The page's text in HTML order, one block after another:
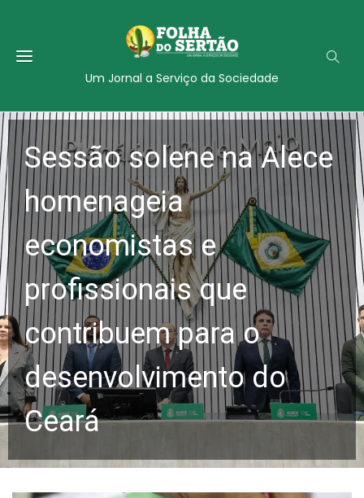
Um Jornal a Serviço da Sociedade
Sessão solene na Alece
homenageia
economistas e
profissionais que
contribuem para o
desenvolvimento do
Ceará